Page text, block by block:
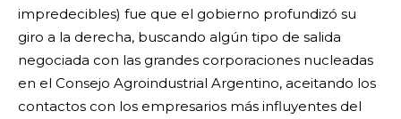
impredecibles) fue que el gobierno profundizó su
giro a la derecha, buscando algún tipo de salida
negociada con las grandes corporaciones nucleadas
en el Consejo Agroindustrial Argentino, aceitando los
contactos con los empresarios más influyentes del